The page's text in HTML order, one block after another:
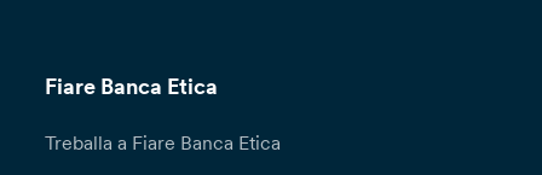
Fiare Banca Etica
Treballa a Fiare Banca Etica